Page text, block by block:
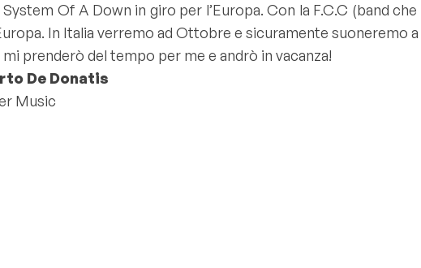
Of A Down in giro per l’Europa. Con la F.C.C (band
In Italia verremo ad Ottobre e sicuramente suoneremo
prenderò del tempo per me e andrò in vacanza!
De Donatis
Music